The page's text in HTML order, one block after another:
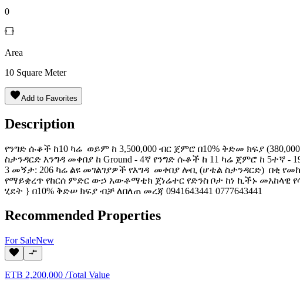
0
Area
10 Square Meter
Add to Favorites
Description
የንግድ ሱቆች ከ10 ካሬ ወይም ከ 3,500,000 ብር ጀምሮ በ10% ቅድመ ክፍያ
ስታንዳርድ እንግዳ መቀበያ ከ Ground - 4ኛ የንግድ ሱቆች ከ 11 ካሬ ጀምሮ ከ 5ተኛ
3 መኝታ: 206 ካሬ ልዩ መገልገያዎች የእግዳ መቀበያ ሎቢ (ሆቴል ስታንዳርድ) ️ በቂ
የማይቋረጥ የከርሰ ምድር ውኃ አውቶማቲክ ጀነሬተር የድንስ ቦታ ከነ ኪችኑ
ሂደት } በ10% ቅድሠ ክፍያ ብቻ ለበለጠ መረጃ 0941643441 0777643441
Recommended Properties
For SaleNew
ETB 2,200,000 /Total Value